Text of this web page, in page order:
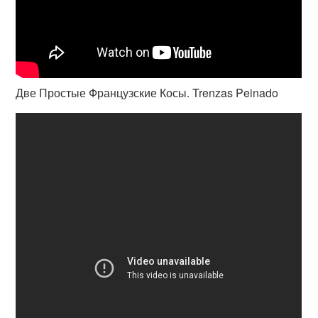
Две Простые Французские Косы. Trenzas Peinado